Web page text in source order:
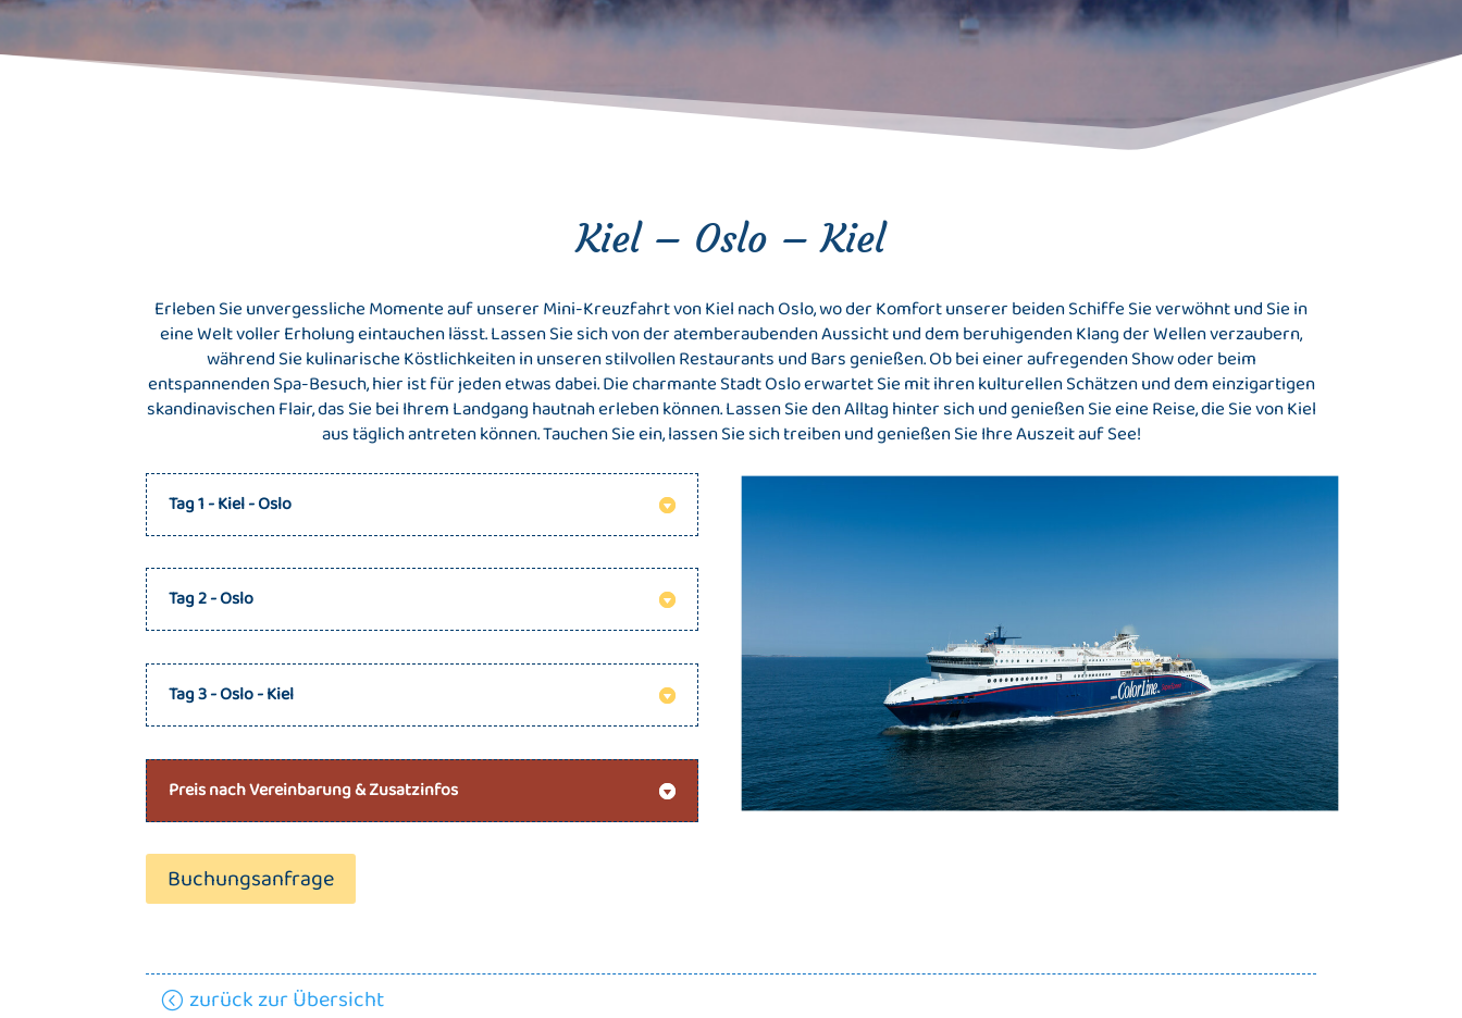
Kiel – Oslo – Kiel
Erleben Sie unvergessliche Momente auf unserer Mini-Kreuzfahrt von Kiel nach Oslo, wo der Komfort unserer beiden Schiffe Sie verwöhnt und Sie in
eine Welt voller Erholung eintauchen lässt. Lassen Sie sich von der atemberaubenden Aussicht und dem beruhigenden Klang der Wellen verzaubern,
während Sie kulinarische Köstlichkeiten in unseren stilvollen Restaurants und Bars genießen. Ob bei einer aufregenden Show oder beim
entspannenden Spa-Besuch, hier ist für jeden etwas dabei. Die charmante Stadt Oslo erwartet Sie mit ihren kulturellen Schätzen und dem einzigartigen
skandinavischen Flair, das Sie bei Ihrem Landgang hautnah erleben können. Lassen Sie den Alltag hinter sich und genießen Sie eine Reise, die Sie von Kiel
aus täglich antreten können. Tauchen Sie ein, lassen Sie sich treiben und genießen Sie Ihre Auszeit auf See!
Tag 1 - Kiel - Oslo
Tag 2 - Oslo
Tag 3 - Oslo - Kiel
Preis nach Vereinbarung & Zusatzinfos
Buchungsanfrage
zurück zur Übersicht